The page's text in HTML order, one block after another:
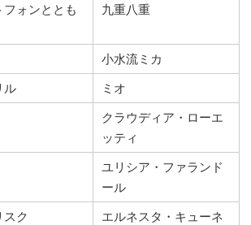
ォンととも
九重八重
小水流ミカ
ル
ミオ
クラウディア・ローエ
ッティ
ユリシア・ファランド
ール
ク
エルネスタ・キューネ